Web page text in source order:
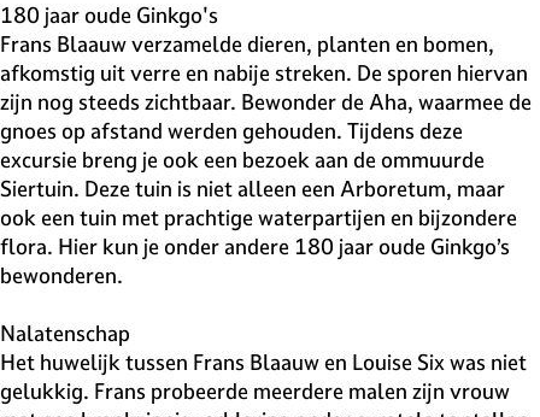
180 jaar oude Ginkgo's
Frans Blaauw verzamelde dieren, planten en bomen,
afkomstig uit verre en nabije streken. De sporen hiervan
zijn nog steeds zichtbaar. Bewonder de Aha, waarmee de
gnoes op afstand werden gehouden. Tijdens deze
excursie breng je ook een bezoek aan de ommuurde
Siertuin. Deze tuin is niet alleen een Arboretum, maar
ook een tuin met prachtige waterpartijen en bijzondere
flora. Hier kun je onder andere 180 jaar oude Ginkgo’s
bewonderen.
Nalatenschap
Het huwelijk tussen Frans Blaauw en Louise Six was niet
gelukkig. Frans probeerde meerdere malen zijn vrouw